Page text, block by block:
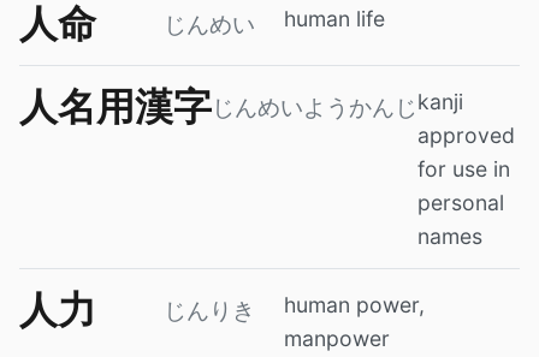
人命 じんめい human life
人名用漢字じんめいようかんじkanji
approved
for use in
personal
names
人力 じんりき
human power,
manpower